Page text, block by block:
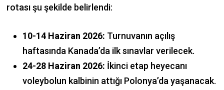
rotası şu şekilde belirlendi:
10-14 Haziran 2026: Turnuvanın açılış
haftasında Kanada’da ilk sınavlar verilecek.
24-28 Haziran 2026: İkinci etap heyecanı
voleybolun kalbinin attığı Polonya’da yaşanacak.